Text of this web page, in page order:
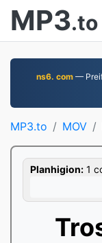
MP3.to
ns6. com—
MP3.to MOV
Planhigion: 1